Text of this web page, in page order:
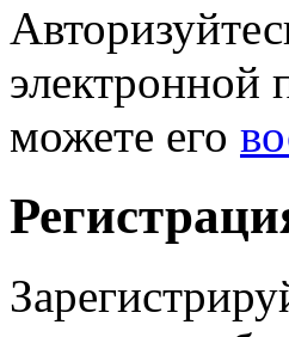
электронной
можете его